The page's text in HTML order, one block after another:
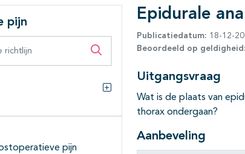
pijn
Zoeken binnen deze richtlijn
Alles openklappen
pijn
Epidurale
Publicatiedatum: 18-12-
Beoordeeld op geldigheid:
Uitgangsvraag
Wat is de plaats van
thorax ondergaan?
Aanbeveling